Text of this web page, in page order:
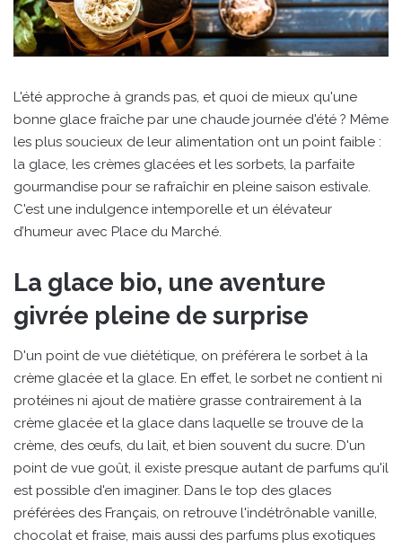
L'été approche à grands pas, et quoi de mieux qu'une
bonne glace fraîche par une chaude journée d'été ? Même
les plus soucieux de leur alimentation ont un point faible :
la glace, les crèmes glacées et les sorbets, la parfaite
gourmandise pour se rafraîchir en pleine saison estivale.
C'est une indulgence intemporelle et un élévateur
d’humeur avec Place du Marché.
La glace bio, une aventure
givrée pleine de surprise
D'un point de vue diététique, on préférera le sorbet à la
crème glacée et la glace. En effet, le sorbet ne contient ni
protéines ni ajout de matière grasse contrairement à la
crème glacée et la glace dans laquelle se trouve de la
crème, des œufs, du lait, et bien souvent du sucre. D'un
point de vue goût, il existe presque autant de parfums qu'il
est possible d'en imaginer. Dans le top des glaces
préférées des Français, on retrouve l'indétrônable vanille,
chocolat et fraise, mais aussi des parfums plus exotiques